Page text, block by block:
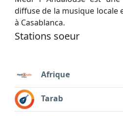
diffuse de la musique locale
à Casablanca.
Stations soeur
Afrique
Tarab